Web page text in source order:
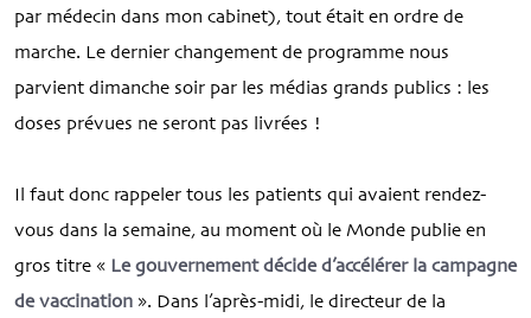
par médecin dans mon cabinet), tout était en ordre de
marche. Le dernier changement de programme nous
parvient dimanche soir par les médias grands publics : les
doses prévues ne seront pas livrées !
Il faut donc rappeler tous les patients qui avaient rendez-
vous dans la semaine, au moment où le Monde publie en
gros titre « Le gouvernement décide d’accélérer la campagne
de vaccination ». Dans l’après-midi, le directeur de la